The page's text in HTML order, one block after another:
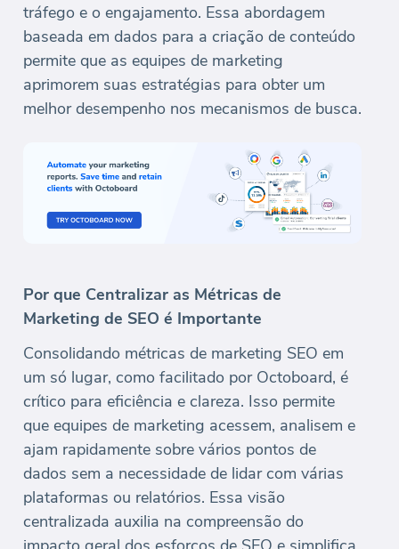
tráfego e o engajamento. Essa abordagem
baseada em dados para a criação de conteúdo
permite que as equipes de marketing
aprimorem suas estratégias para obter um
melhor desempenho nos mecanismos de busca.
Por que Centralizar as Métricas de
Marketing de SEO é Importante
Consolidando métricas de marketing SEO em
um só lugar, como facilitado por Octoboard, é
crítico para eficiência e clareza. Isso permite
que equipes de marketing acessem, analisem e
ajam rapidamente sobre vários pontos de
dados sem a necessidade de lidar com várias
plataformas ou relatórios. Essa visão
centralizada auxilia na compreensão do